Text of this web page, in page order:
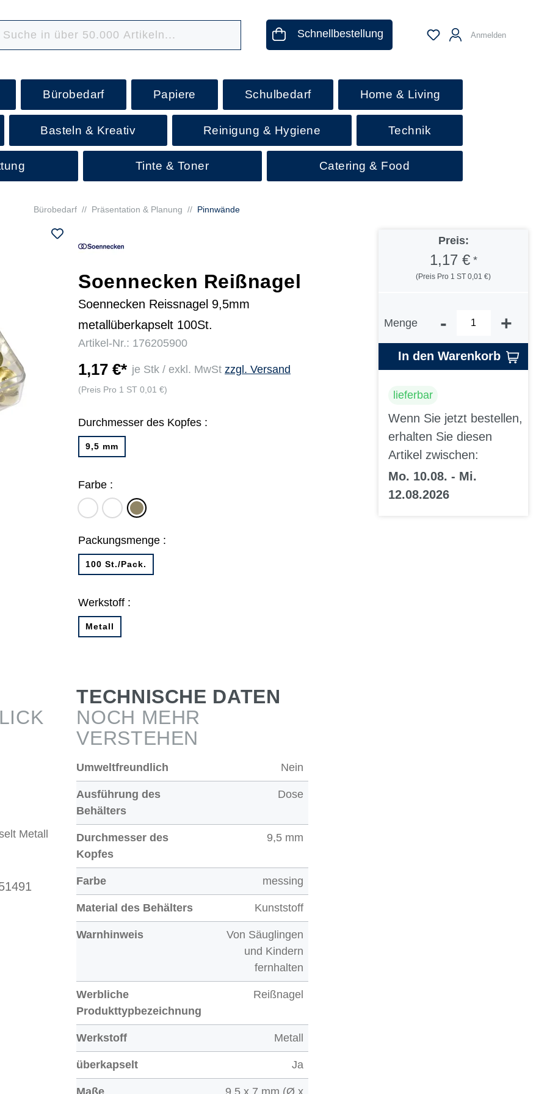
Schnellbestellung Anmelden
Bürobedarf Papiere Schulbedarf Home & Living
Basteln & Kreativ Reinigung & Hygiene Technik
Tinte & Toner Catering & Food
Bürobedarf // Präsentation & Planung // Pinnwände
Soennecken Reißnagel
Soennecken Reissnagel 9,5mm
metallüberkapselt 100St.
Artikel-Nr.: 176205900
1,17 €* je Stk / exkl. MwSt zzgl. Versand
(Preis Pro 1 ST 0,01 €)
Durchmesser des Kopfes :
9,5 mm
Farbe :
weiß
farbig
sortiert
messing
Packungsmenge :
100 St./Pack.
Werkstoff :
Metall
Preis:
1,17 €*
(Preis Pro 1 ST 0,01 €)
Menge - +
In den Warenkorb
lieferbar
Wenn Sie jetzt bestellen,
erhalten Sie diesen
Artikel zwischen:
Mo. 10.08. - Mi.
12.08.2026
Metall
TECHNISCHE DATEN
NOCH MEHR
VERSTEHEN
Umweltfreundlich Nein
Ausführung des
Behälters
Dose
Durchmesser des
Kopfes
9,5 mm
Farbe messing
Material des Behälters Kunststoff
Warnhinweis
Von Säuglingen
und Kindern
fernhalten
Werbliche
Produkttypbezeichnung
Reißnagel
Werkstoff Metall
überkapselt Ja